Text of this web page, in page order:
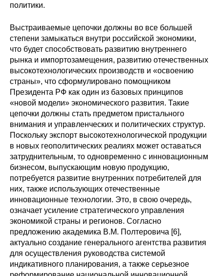
политики.
Выстраиваемые цепочки должны во все большей
степени замыкаться внутри российской экономики,
что будет способствовать развитию внутреннего
рынка и импортозамещения, развитию отечественных
высокотехнологических производств и «освоению
страны», что сформулировано помощником
Президента РФ как один из базовых принципов
«новой модели» экономического развития. Такие
цепочки должны стать предметом пристального
внимания и управленческих и политических структур.
Поскольку экспорт высокотехнологической продукции
в новых геополитических реалиях может оставаться
затруднительным, то одновременно с инновационным
бизнесом, выпускающим новую продукцию,
потребуется развитие внутренних потребителей для
них, также использующих отечественные
инновационные технологии. Это, в свою очередь,
означает усиление стратегического управления
экономикой страны и регионов. Согласно
предложению академика В.М. Полтеровича [6],
актуально создание генерального агентства развития
для осуществления руководства системой
индикативного планирования, а также серьезное